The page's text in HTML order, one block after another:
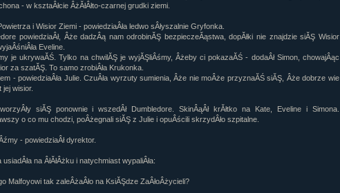
- w ksztaÂłcie ÂżĂłÂłto-czarnej grudki ziemi.
i Wisior Ziemi - powiedziaÂła ledwo sÂłyszalnie Gryfonka.
powiedziaÂł, Âże dadzÂą nam odrobinĂŞ bezpieczeĂąstwa, dopĂłki nie znajdzie siĂŞ Wisior
Eveline.
je ukrywaĂŚ. Tylko na chwilĂŞ je wyjĂŞliÂśmy, Âżeby ci pokazaĂŚ - dodaÂł Simon, chowajÂąc
za szatĂŞ. To samo zrobiÂła Krukonka.
- powiedziaÂła Julie. CzuÂła wyrzuty sumienia, Âże nie moÂże przyznaĂŚ siĂŞ, Âże dobrze wie
jej wisior.
siĂŞ ponownie i wszedÂł Dumbledore. SkinÂąÂł krĂłtko na Kate, Eveline i Simona.
o co mu chodzi, poÂżegnali siĂŞ z Julie i opuÂścili skrzydÂło szpitalne.
- powiedziaÂł dyrektor.
na ÂłĂłÂżku i natychmiast wypaliÂła:
Malfoyowi tak zaleÂżaÂło na KsiĂŞdze ZaÂłoÂżycieli?